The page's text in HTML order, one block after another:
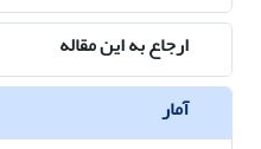
ارجاع به این مقاله
آمار